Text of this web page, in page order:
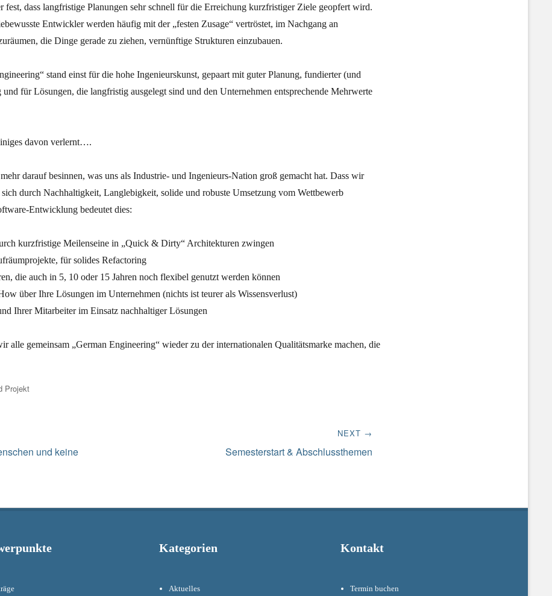
fest, dass langfristige Planungen sehr schnell für die Erreichung kurzfristiger Ziele geopfert wird.
Entwickler werden häufig mit der „festen Zusage“ vertröstet, im Nachgang an
die Dinge gerade zu ziehen, vernünftige Strukturen einzubauen.
stand einst für die hohe Ingenieurskunst, gepaart mit guter Planung, fundierter (und
für Lösungen, die langfristig ausgelegt sind und den Unternehmen entsprechende Mehrwerte
davon verlernt….
darauf besinnen, was uns als Industrie- und Ingenieurs-Nation groß gemacht hat. Dass wir
durch Nachhaltigkeit, Langlebigkeit, solide und robuste Umsetzung vom Wettbewerb
Entwicklung bedeutet dies:
kurzfristige Meilenseine in „Quick & Dirty“ Architekturen zwingen
für solides Refactoring
die auch in 5, 10 oder 15 Jahren noch flexibel genutzt werden können
über Ihre Lösungen im Unternehmen (nichts ist teurer als Wissensverlust)
Ihrer Mitarbeiter im Einsatz nachhaltiger Lösungen
alle gemeinsam „German Engineering“ wieder zu der internationalen Qualitätsmarke machen, die
Projekt
und keine
NEXT →
Semesterstart & Abschlussthemen
Kategorien
Aktuelles
Kontakt
Termin buchen